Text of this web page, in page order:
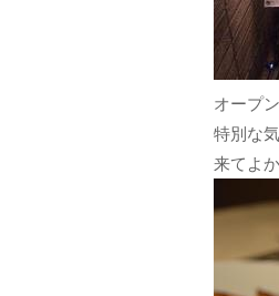
オープ
特別な
来てよ